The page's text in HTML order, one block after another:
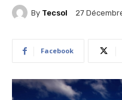
By Tecsol 27
Facebook